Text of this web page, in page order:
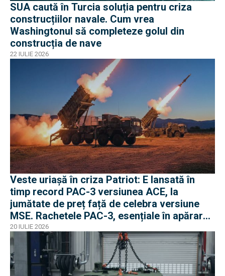
SUA caută în Turcia soluția pentru criza
construcțiilor navale. Cum vrea
Washingtonul să completeze golul din
construcția de nave
22 IULIE 2026
Veste uriașă în criza Patriot: E lansată în
timp record PAC-3 versiunea ACE, la
jumătate de preț față de celebra versiune
MSE. Rachetele PAC-3, esențiale în apărarea
antibalistică
20 IULIE 2026